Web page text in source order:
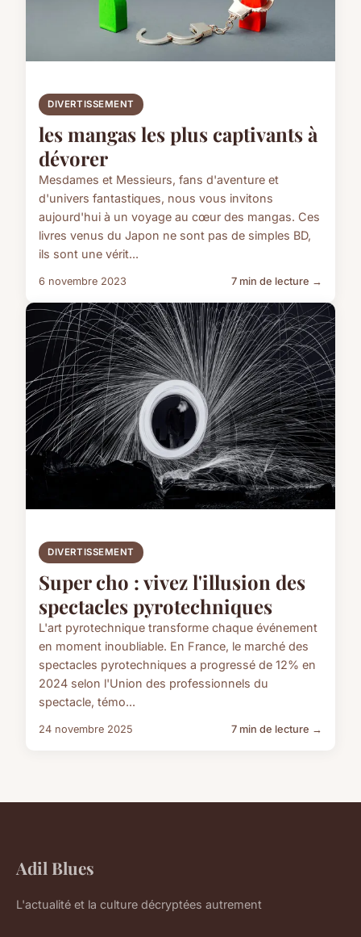
DIVERTISSEMENT
les mangas les plus captivants à
dévorer
Mesdames et Messieurs, fans d'aventure et
d'univers fantastiques, nous vous invitons
aujourd'hui à un voyage au cœur des mangas. Ces
livres venus du Japon ne sont pas de simples BD,
ils sont une vérit...
6 novembre 2023 7 min de lecture →
DIVERTISSEMENT
Super cho : vivez l'illusion des
spectacles pyrotechniques
L'art pyrotechnique transforme chaque événement
en moment inoubliable. En France, le marché des
spectacles pyrotechniques a progressé de 12% en
2024 selon l'Union des professionnels du
spectacle, témo...
24 novembre 2025 7 min de lecture →
Adil Blues
L'actualité et la culture décryptées autrement